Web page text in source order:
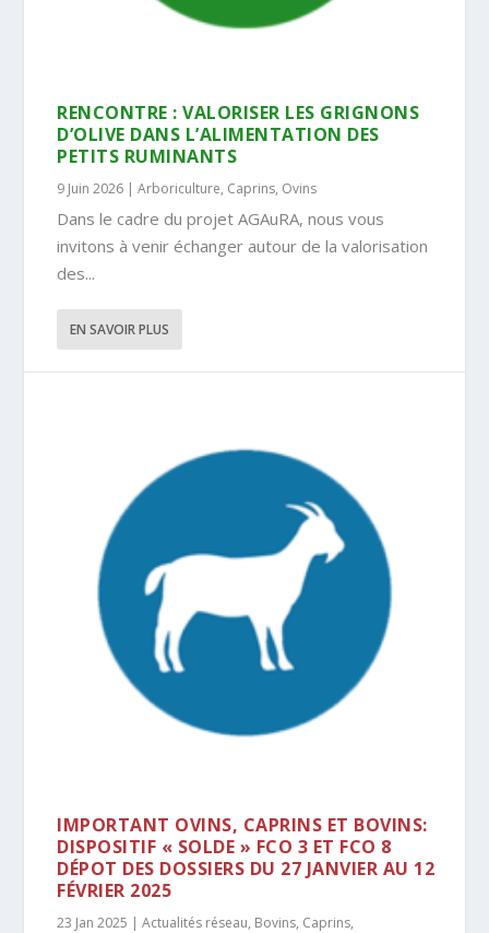
RENCONTRE : VALORISER LES GRIGNONS
D’OLIVE DANS L’ALIMENTATION DES
PETITS RUMINANTS
9 Juin 2026 |Arboriculture, Caprins, Ovins
Dans le cadre du projet AGAuRA, nous vous
invitons à venir échanger autour de la valorisation
des...
EN SAVOIR PLUS
IMPORTANT OVINS, CAPRINS ET BOVINS:
DISPOSITIF « SOLDE » FCO 3 ET FCO 8
DÉPOT DES DOSSIERS DU 27 JANVIER AU 12
FÉVRIER 2025
23 Jan 2025 |Actualités réseau, Bovins, Caprins,